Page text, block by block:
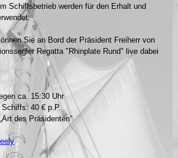
Schiffsbetrieb werden für den Erhalt und
Sie an Bord der Präsident Freiherr von
Regatta "Rhinplate Rund" live dabei
ca. 15:30 Uhr
40 € p.P.
des Präsidenten“